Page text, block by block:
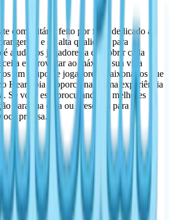
comunitário feito por fãs e dedicado a
e de alta qualidade para
ajudar os jogadores a descobrir cada
e aproveitar ao máximo sua vida
um grupo de jogadores apaixonados que
Heartopia proporcionam uma experiência
Se você está procurando os melhores
para sua casa ou presentes para os
precisa.
who love the cozy life.